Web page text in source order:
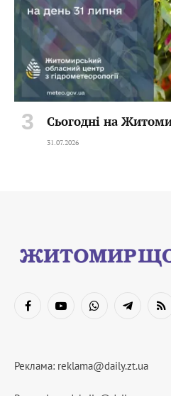
Сьогодні на
31.07.2026
FacebookYouTubeWhatsAppTelegramRSS
Реклама: reklama@daily.zt.ua